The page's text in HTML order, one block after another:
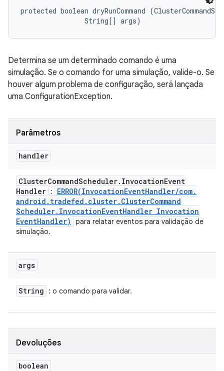
protected boolean dryRunCommand
                String[] args)
Determina se um determinado comando é uma
simulação. Se o comando for uma simulação, valide-o. Se
houver algum problema de configuração, será lançada
uma ConfigurationException.
Parâmetros
handler
ClusterCommandScheduler. InvocationEvent
Handler : ERROR(InvocationEventHandler/com.
android . tradefed . cluster. ClusterCommand
Scheduler. InvocationEventHandler Invocation
EventHandler)
para relatar eventos para validação de
simulação.
args
String : o comando para validar.
Devoluções
boolean